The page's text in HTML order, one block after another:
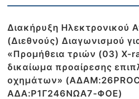
Διακήρυξη Ηλεκτρονικού
(Διεθνούς) Διαγωνισμού
«Προμήθεια τριών (03) X-
δικαίωμα προαίρεσης
οχημάτων»
ΑΔΑ:Ρ1Γ246ΝΩΑ7-ΦΟΕ)